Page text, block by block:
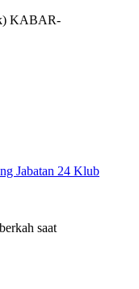
KABAR-
Jabatan 24 Klub
saat